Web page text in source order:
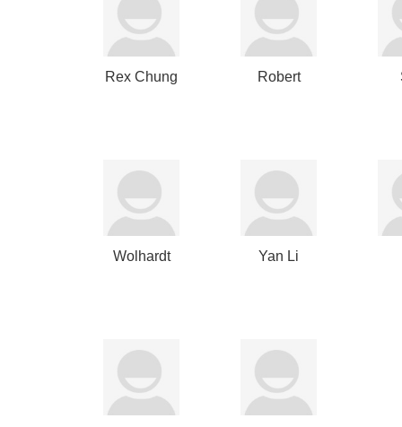
Rex Chung Robert
Wolhardt Yan Li